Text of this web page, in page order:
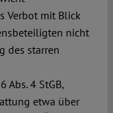
Verbot mit Blick
nicht
des starren
Abs. 4 StGB,
etwa über